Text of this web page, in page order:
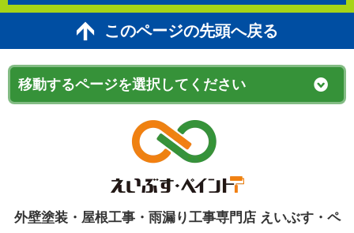
このページの先頭へ戻る
外壁塗装・屋根工事・雨漏り工事専門店 えいぶす・ペ